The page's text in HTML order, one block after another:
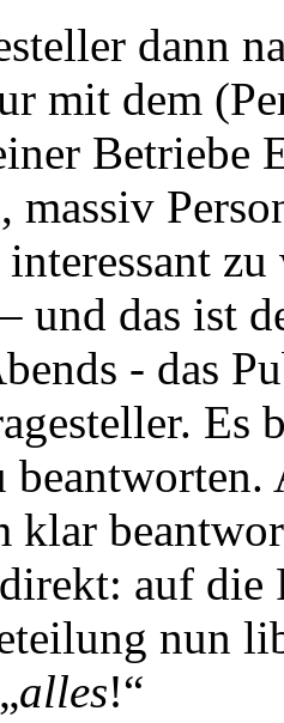
dann
mit dem
Betriebe
massiv
und das ist
- das
Es
auf die
nun
alles!“